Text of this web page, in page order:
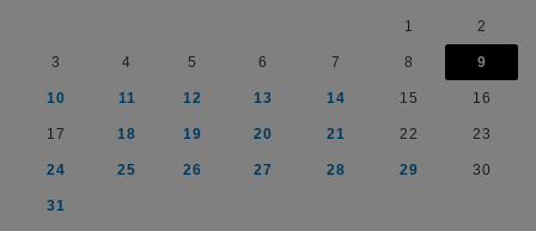
1 2
3 4 5 6 7 8 9
10 11 12 13 14 15 16
17 18 19 20 21 22 23
24 25 26 27 28 29 30
31